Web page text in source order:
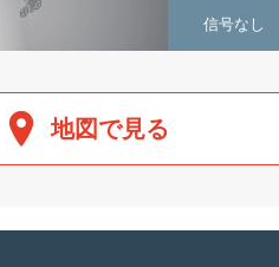
信号なし
地図で見る